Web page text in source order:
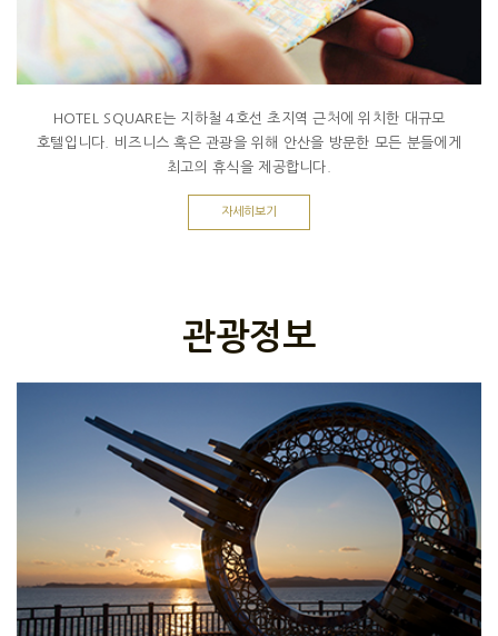
HOTEL SQUARE는 지하철 4호선 초지역 근처에 위치한 대규모
호텔입니다. 비즈니스 혹은 관광을 위해 안산을 방문한 모든 분들에게
최고의 휴식을 제공합니다.
자세히보기
관광정보